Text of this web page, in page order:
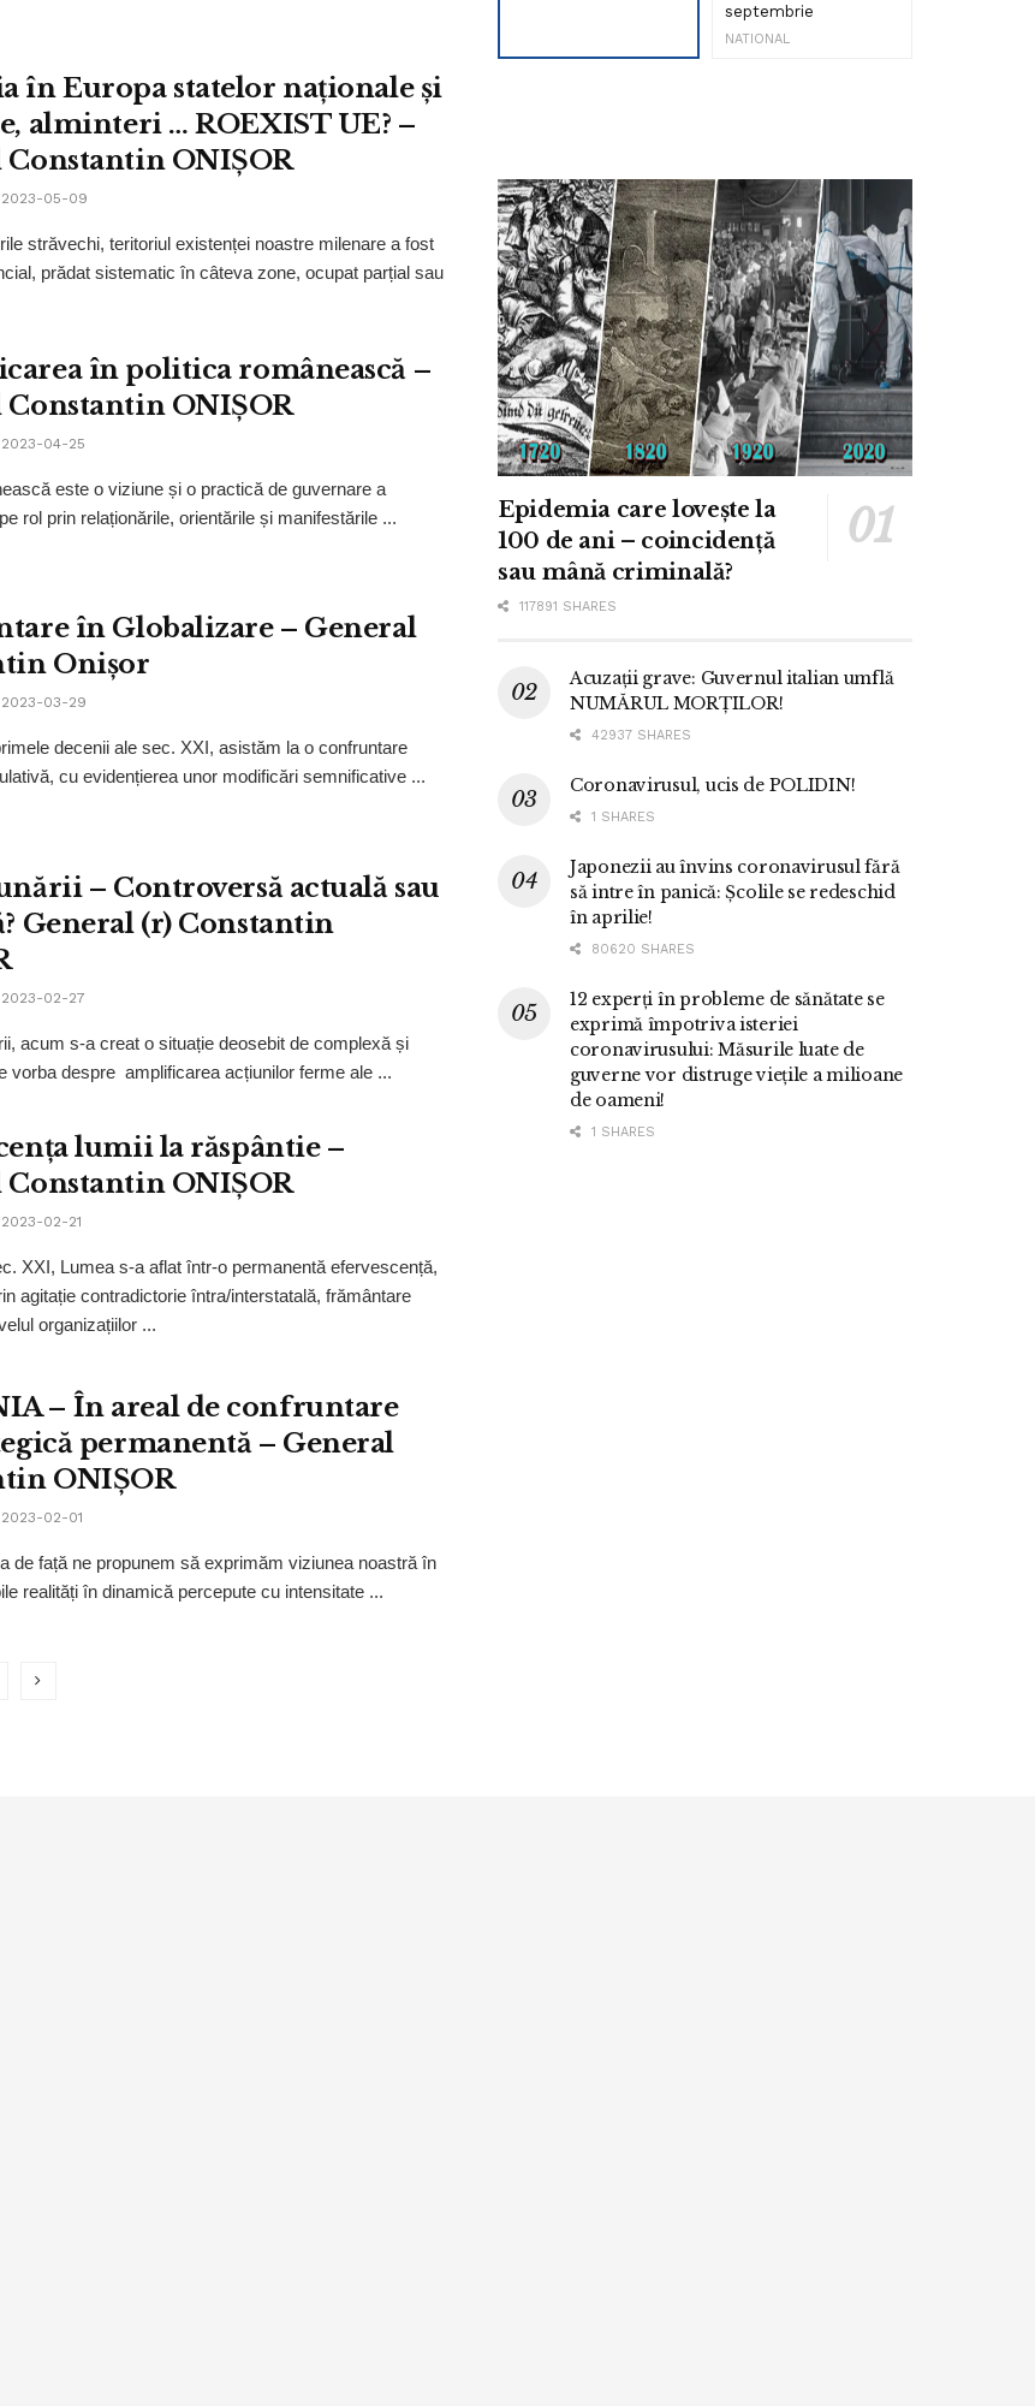
în Europa statelor naționale și
alminteri … ROEXIST UE? –
Constantin ONIȘOR
05-09
străvechi, teritoriul existenței noastre milenare a fost
prădat sistematic în câteva zone, ocupat parțial sau
în politica românească –
Constantin ONIȘOR
04-25
este o viziune și o practică de guvernare a
rol prin relaționările, orientările și manifestările ...
în Globalizare – General
Onișor
03-29
decenii ale sec. XXI, asistăm la o confruntare
cu evidențierea unor modificări semnificative ...
– Controversă actuală sau
General (r) Constantin
02-27
acum s-a creat o situație deosebit de complexă și
vorba despre amplificarea acțiunilor ferme ale ...
lumii la răspântie –
Constantin ONIȘOR
02-21
XXI, Lumea s-a aflat într-o permanentă efervescență,
agitație contradictorie întra/interstatală, frământare
organizațiilor ...
– În areal de confruntare
permanentă – General
ONIȘOR
02-01
de față ne propunem să exprimăm viziunea noastră în
realități în dinamică percepute cu intensitate ...
septembrie
NATIONAL
Epidemia care lovește la
100 de ani – coincidență
sau mână criminală?
117891 SHARES
Acuzații grave: Guvernul italian umflă
NUMĂRUL MORȚILOR!
42937 SHARES
Coronavirusul, ucis de POLIDIN!
1 SHARES
Japonezii au învins coronavirusul fără
să intre în panică: Școlile se redeschid
în aprilie!
80620 SHARES
12 experți în probleme de sănătate se
exprimă împotriva isteriei
coronavirusului: Măsurile luate de
guverne vor distruge viețile a milioane
de oameni!
1 SHARES